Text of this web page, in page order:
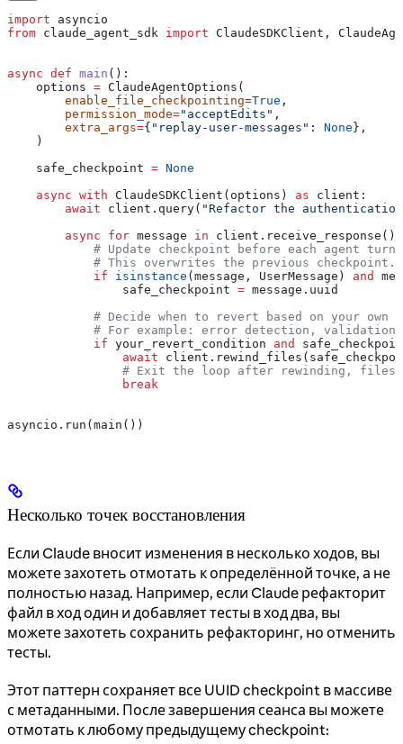
import asyncio
from claude_agent_sdk import ClaudeSDKClient,
async def main ():
    options
= ClaudeAgentOptions(
        enable_file_checkpointing
=True ,
        permission_mode
="acceptEdits" ,
        extra_args
={ "replay-user-messages" : None },
    )
    safe_checkpoint
= None
    async
with ClaudeSDKClient(options) as client:
        await
client.query( "Refactor the authentication
        async
for message in client.receive_response():
# Update checkpoint before each agent turn
# This overwrites the previous checkpoint.
            if
isinstance (message, UserMessage) and
                safe_checkpoint
= message.uuid
# Decide when to revert based on your own
# For example: error detection, validation
            if
your_revert_condition and
                await
# Exit the loop after rewinding, files
                break
asyncio.run(main())
Несколько точек восстановления
Если Claude вносит изменения в несколько ходов, вы
можете захотеть отмотать к определённой точке, а не
полностью назад. Например, если Claude рефакторит
файл в ход один и добавляет тесты в ход два, вы
можете захотеть сохранить рефакторинг, но отменить
тесты.
Этот паттерн сохраняет все UUID checkpoint в массиве
с метаданными. После завершения сеанса вы можете
отмотать к любому предыдущему checkpoint: